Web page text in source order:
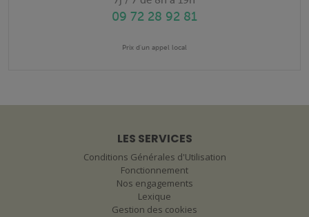
09 72 28 92 81
Prix d'un appel local
LES SERVICES
Conditions Générales d'Utilisation
Fonctionnement
Nos engagements
Lexique
Gestion des cookies